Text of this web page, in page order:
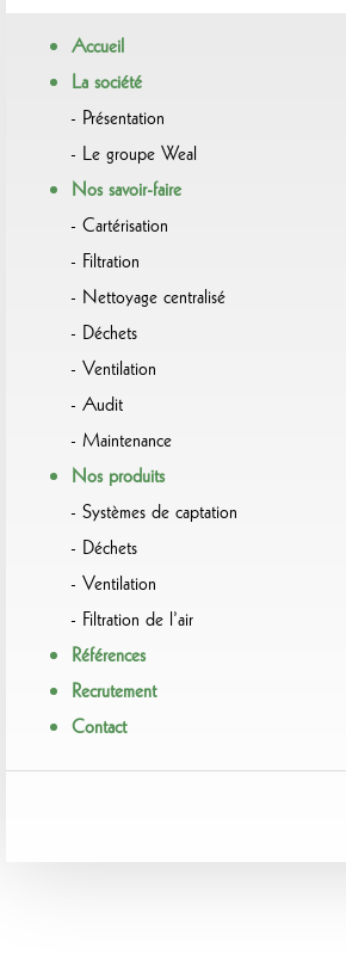
Accueil
La société
Présentation
Le groupe Weal
Nos savoir-faire
Cartérisation
Filtration
Nettoyage centralisé
Déchets
Ventilation
Audit
Maintenance
Nos produits
Systèmes de captation
Déchets
Ventilation
Filtration de l’air
Références
Recrutement
Contact